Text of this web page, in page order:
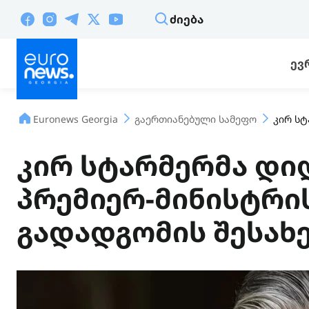
ᲫᲘᲔᲑᲐ
Euronews Georgia გაერთიანებული სამეფო კირ
კირ სტარმერმა
პრემიერ-
გადადგომის